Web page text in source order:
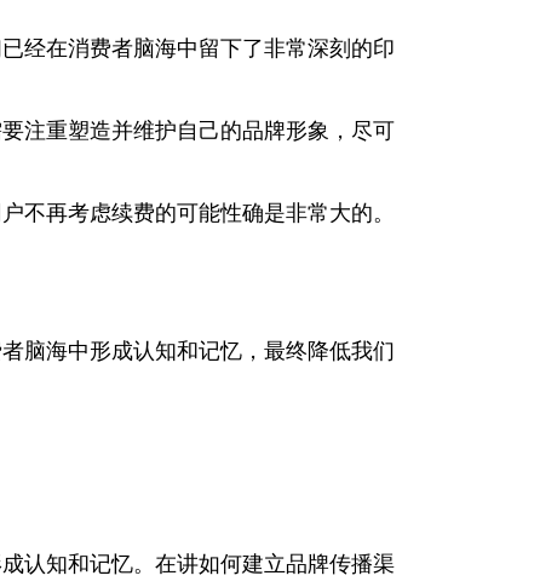
经在消费者脑海中留下了非常深刻的印
注重塑造并维护自己的品牌形象，尽可
不再考虑续费的可能性确是非常大的。
脑海中形成认知和记忆，最终降低我们
认知和记忆。在讲如何建立品牌传播渠